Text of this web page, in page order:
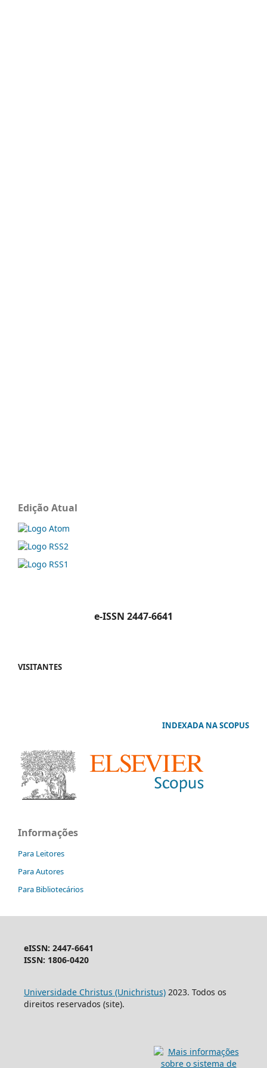
Edição Atual
e-ISSN 2447-6641
VISITANTES
INDEXADA NA SCOPUS
Informações
Para Leitores
Para Autores
Para Bibliotecários
eISSN: 2447-6641
ISSN: 1806-0420
Universidade Christus (Unichristus)2023. Todos os
direitos reservados (site).